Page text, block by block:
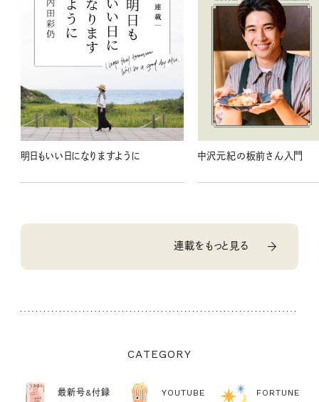
明日もいい日になりますように 中沢元紀の板前さん入門
連載をもっと見る
CATEGORY
最新号&付録 YOUTUBE FORTUNE